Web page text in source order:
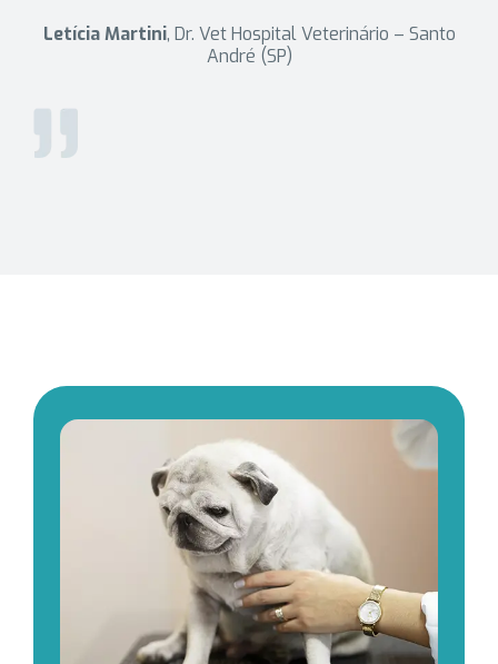
Letícia Martini, Dr. Vet Hospital Veterinário – Santo
André (SP)